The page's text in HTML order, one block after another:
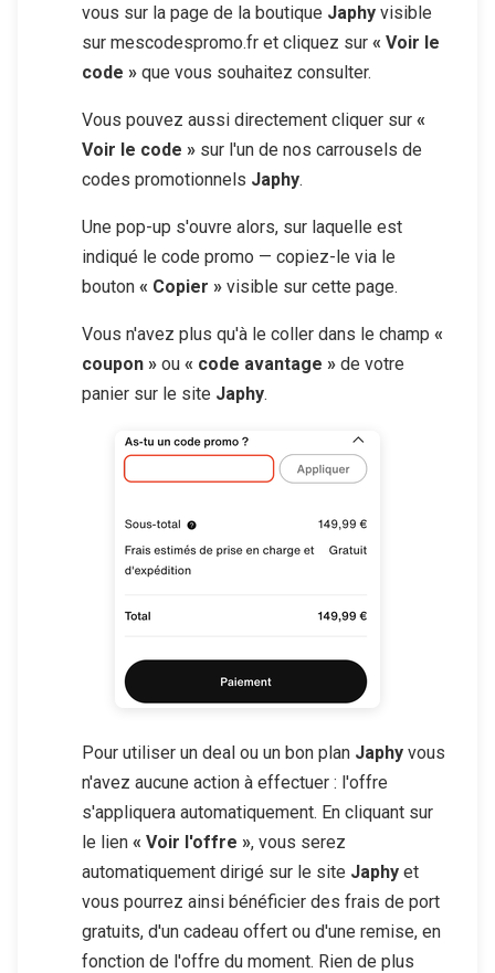
vous sur la page de la boutique Japhy visible
sur mescodespromo.fr et cliquez sur « Voir le
code » que vous souhaitez consulter.
Vous pouvez aussi directement cliquer sur «
Voir le code » sur l'un de nos carrousels de
codes promotionnels Japhy.
Une pop-up s'ouvre alors, sur laquelle est
indiqué le code promo — copiez-le via le
bouton « Copier » visible sur cette page.
Vous n'avez plus qu'à le coller dans le champ «
coupon » ou « code avantage » de votre
panier sur le site Japhy.
Pour utiliser un deal ou un bon plan Japhy vous
n'avez aucune action à effectuer : l'offre
s'appliquera automatiquement. En cliquant sur
le lien « Voir l'offre », vous serez
automatiquement dirigé sur le site Japhy et
vous pourrez ainsi bénéficier des frais de port
gratuits, d'un cadeau offert ou d'une remise, en
fonction de l'offre du moment. Rien de plus